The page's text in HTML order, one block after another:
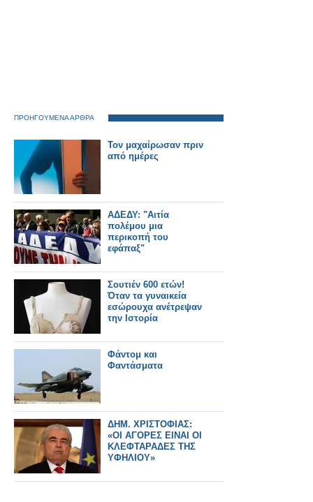
ΠΡΟΗΓΟΥΜΕΝΑ ΑΡΘΡΑ
Τον μαχαίρωσαν πριν
από ημέρες
ΑΔΕΔΥ: "Αιτία
πολέμου μια
περικοπή του
εφάπαξ"
Σουτιέν 600 ετών!
Όταν τα γυναικεία
εσώρουχα ανέτρεψαν
την Ιστορία
Φάντομ και
Φαντάσματα
ΔΗΜ. ΧΡΙΣΤΟΦΙΑΣ:
«ΟΙ ΑΓΟΡΕΣ ΕΙΝΑΙ ΟΙ
ΚΛΕΦΤΑΡΑΔΕΣ ΤΗΣ
ΥΦΗΛΙΟΥ»